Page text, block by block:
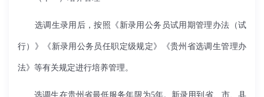
选调生录用后，按照《新录用公务员试用期管理办法（试
行）》《新录用公务员任职定级规定》《贵州省选调生管理办
法》等有关规定进行培养管理。
选调生在贵州省最低服务年限为5年。新录用到省、市、县